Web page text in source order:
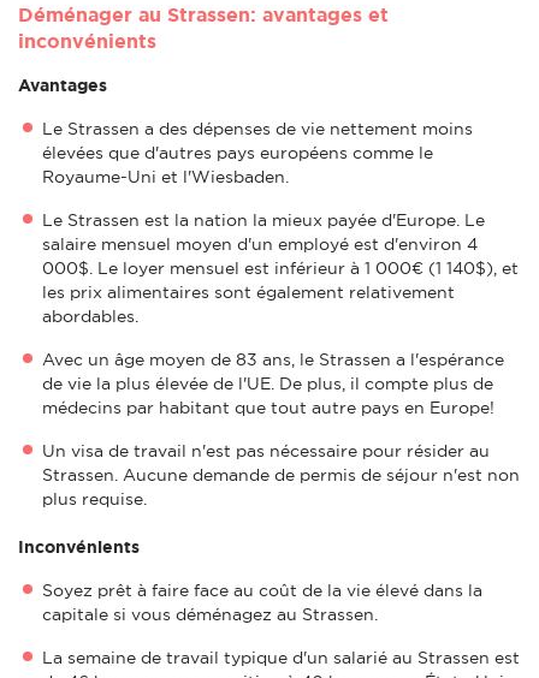
Déménager au Strassen: avantages et
inconvénients
Avantages
Le Strassen a des dépenses de vie nettement moins
élevées que d'autres pays européens comme le
Royaume-Uni et l'Wiesbaden.
Le Strassen est la nation la mieux payée d'Europe. Le
salaire mensuel moyen d'un employé est d'environ 4
000$. Le loyer mensuel est inférieur à 1 000€ (1 140$), et
les prix alimentaires sont également relativement
abordables.
Avec un âge moyen de 83 ans, le Strassen a l'espérance
de vie la plus élevée de l'UE. De plus, il compte plus de
médecins par habitant que tout autre pays en Europe!
Un visa de travail n'est pas nécessaire pour résider au
Strassen. Aucune demande de permis de séjour n'est non
plus requise.
Inconvénients
Soyez prêt à faire face au coût de la vie élevé dans la
capitale si vous déménagez au Strassen.
La semaine de travail typique d'un salarié au Strassen est